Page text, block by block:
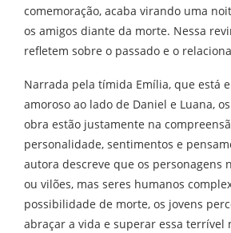
comemoração, acaba virando uma
os amigos diante da morte. Nessa
refletem sobre o passado e o
Narrada pela tímida Emília, que está
amoroso ao lado de Daniel e Luana,
obra estão justamente na
personalidade, sentimentos e
autora descreve que os personagens
ou vilões, mas seres humanos
possibilidade de morte, os jovens
abraçar a vida e superar essa terrível